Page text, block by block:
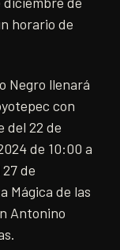
horario de
Negro llenará
con
del 22 de
de 10:00 a
de
Mágica de las
Antonino